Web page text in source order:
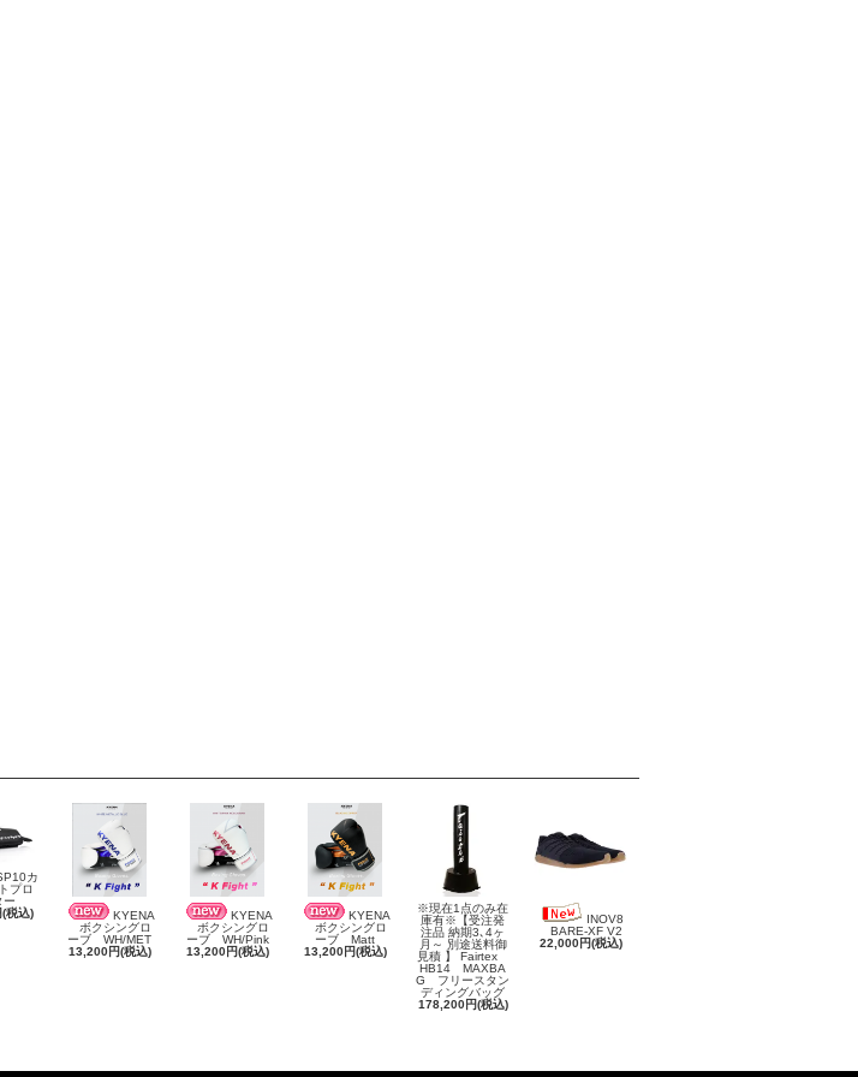
カ
プロ
ー
税込)
KYENA
ボクシングロ
ーブ WH/MET
13,200円(税込)
KYENA
ボクシングロ
ーブ WH/Pink
13,200円(税込)
KYENA
ボクシングロ
ーブ Matt
13,200円(税込)
※現在1点のみ在
庫有※【受注発
注品 納期3､4ヶ
月～ 別途送料御
見積 】 Fairtex
HB14 MAXBA
G フリースタン
ディングバッグ
178,200円(税込)
INOV8
BARE-XF V2
22,000円(税込)